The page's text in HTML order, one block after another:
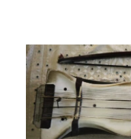
Ouest-
France